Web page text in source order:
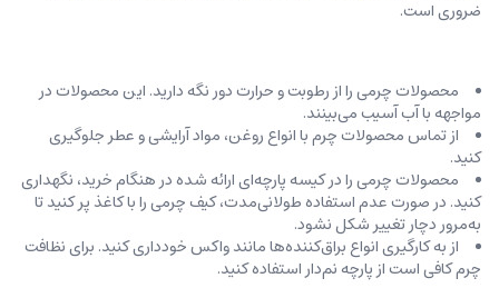
ضروری است.
محصولات چرمی را از رطوبت و حرارت دور نگه دارید. این محصولات در
مواجهه با آب آسیب می‌بینند.
از تماس محصولات چرم با انواع روغن‌، مواد آرایشی و عطر جلوگیری
کنید.
محصولات چرمی را در کیسه‌ پارچه‌ای ارائه شده در هنگام خرید، ‌نگهداری
کنید. در صورت عدم استفاده طولانی‌مدت، کیف‌ چرمی را با کاغذ پر کنید تا
به‌مرور دچار تغییر شکل نشود.
از به کارگیری انواع براق‌کننده‌ها مانند واکس خودداری کنید. برای نظافت
چرم کافی است از پارچه‌ نم‌دار استفاده کنید.